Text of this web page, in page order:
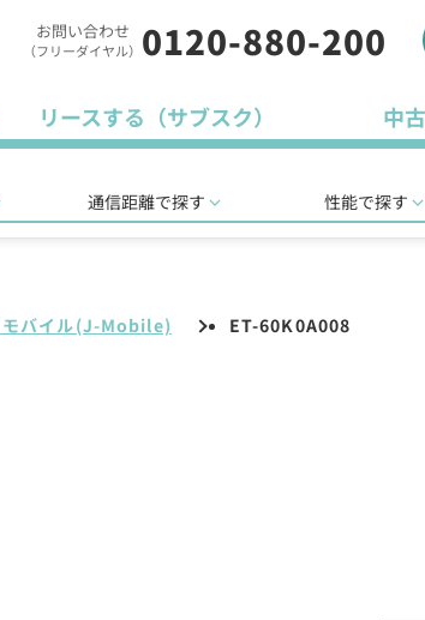
お問い合わせ
（フリーダイヤル） 0120-880-200
リースする（サブスク） 中
通信距離で探す 性能で探す
モバイル(J-Mobile) ET-60K0A008